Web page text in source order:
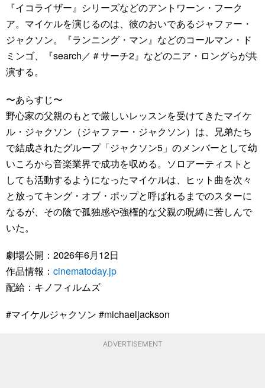
『イコライザー』シリーズなどのアントワーン・フーク
ア。マイケルを演じるのは、彼のおいであるジャファー・
ジャクソン。『ランニング・マン』などのコールマン・ド
ミンゴ、『search／＃サーチ2』などのニア・ロングらが共
演する。
〜あらすじ〜
野心家の父親のもとで厳しいレッスンを受けてきたマイケ
ル・ジャクソン（ジャファー・ジャクソン）は、兄弟たち
で結成されたグループ「ジャクソン5」のメンバーとして幼
いころから音楽業界で成功を収める。ソロアーティストと
しても活動するようになったマイケルは、ヒット曲を次々
と放ってキング・オブ・ポップと呼ばれるまでのスターに
なるが、その陰で孤独感や強権的な父親の呪縛に苦しんで
いた。
劇場公開：2026年6月12日
作品情報： cinematoday.jp
配給：キノフィルムズ
#マイケルジャクソン #michaeljackson
ADVERTISEMENT